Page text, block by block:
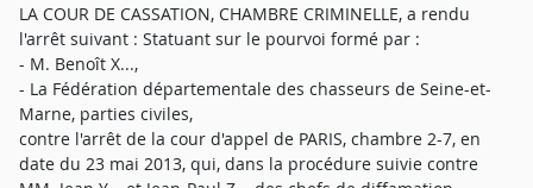
LA COUR DE CASSATION, CHAMBRE CRIMINELLE, a rendu
l'arrêt suivant : Statuant sur le pourvoi formé par :
- M. Benoît X...,
- La Fédération départementale des chasseurs de Seine-et-
Marne, parties civiles,
contre l'arrêt de la cour d'appel de PARIS, chambre 2-7, en
date du 23 mai 2013, qui, dans la procédure suivie contre